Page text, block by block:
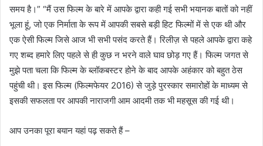
समय है।” “मैं उस फिल्म के बारे में आपके द्वारा कही गई सभी भयानक बातों को नहीं
भूला हूं, जो एक निर्माता के रूप में आपकी सबसे बड़ी हिट फिल्मों में से एक थी और
एक ऐसी फिल्म जिसे आज भी सभी पसंद करते हैं। रिलीज़ से पहले आपके द्वारा कहे
गए शब्द हमारे लिए पहले से ही कुछ न भरने वाले घाव छोड़ गए हैं। फिल्म जगत से
मुझे पता चला कि फिल्म के ब्लॉकबस्टर होने के बाद आपके अहंकार को बहुत ठेस
पहुंची थी। इस फिल्म (फिल्मफेयर 2016) से जुड़े पुरस्कार समारोहों के माध्यम से
इसकी सफलता पर आपकी नाराजगी आम आदमी तक भी महसूस की गई थी।
आप उनका पूरा बयान यहां पढ़ सकते हैं –